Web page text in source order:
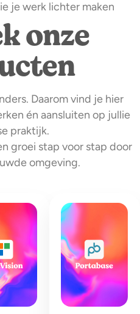
je werk lichter maken
onze
Daarom vind je hier
én aansluiten op jullie
praktijk.
groei stap voor stap door
omgeving.